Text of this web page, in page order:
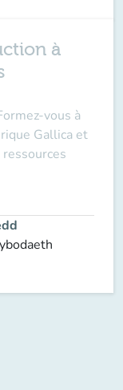
à
vous à
Gallica et